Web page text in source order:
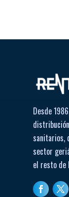
Desde
sanitarios,
sector
el resto de